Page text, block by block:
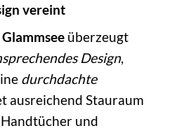
vereint
überzeugt
Design,
durchdachte
ausreichend Stauraum
und